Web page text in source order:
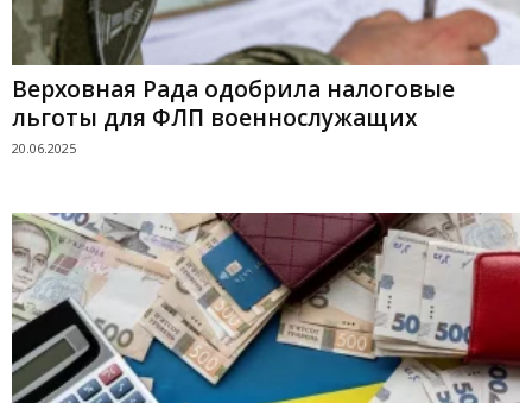
Верховная Рада одобрила налоговые
льготы для ФЛП военнослужащих
20.06.2025